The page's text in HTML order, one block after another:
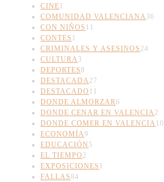
CINE1
COMUNIDAD VALENCIANA36
CON NIÑOS 11
CONTES 1
CRIMINALES Y ASESINOS 24
CULTURA3
DEPORTES8
DESTACADA27
DESTACADO 11
DONDE ALMORZAR6
DONDE CENAR EN VALENCIA2
DONDE COMER EN VALENCIA10
ECONOMÍA9
EDUCACIÓN 5
EL TIEMPO 2
EXPOSICIONES 1
FALLAS84